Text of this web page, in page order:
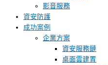
影音服務
資安防護
成功案例
企業方案
資安服務鏈
桌面雲建置